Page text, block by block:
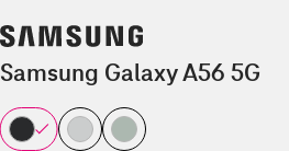
Samsung Galaxy A56 5G